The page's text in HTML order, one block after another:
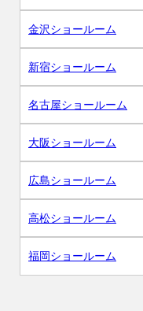
金沢ショールーム
新宿ショールーム
名古屋ショールーム
大阪ショールーム
広島ショールーム
高松ショールーム
福岡ショールーム